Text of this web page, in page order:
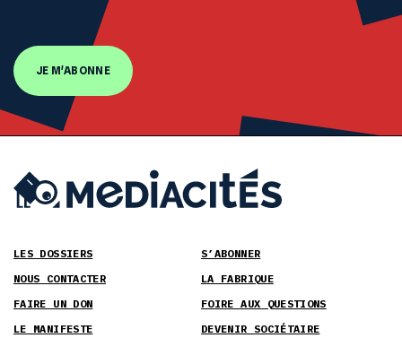
JE M'ABONNE
LES DOSSIERS
S’ABONNER
NOUS CONTACTER
LA FABRIQUE
FAIRE UN DON
FOIRE AUX QUESTIONS
LE MANIFESTE
DEVENIR SOCIÉTAIRE